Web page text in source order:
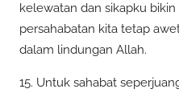
kelewatan dan sikapku
persahabatan kita tetap
dalam lindungan Allah.
15. Untuk sahabat